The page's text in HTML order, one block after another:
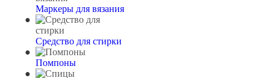
Маркеры для вязания
Средство для стирки
Помпоны